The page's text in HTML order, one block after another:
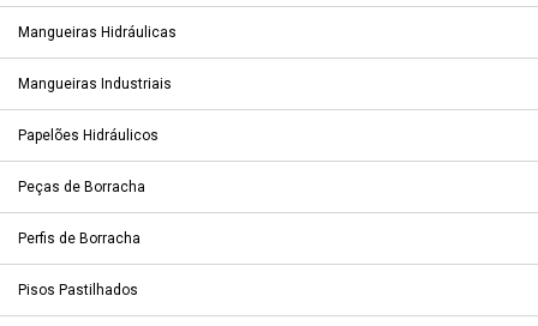
Mangueiras Hidráulicas
Mangueiras Industriais
Papelões Hidráulicos
Peças de Borracha
Perfis de Borracha
Pisos Pastilhados